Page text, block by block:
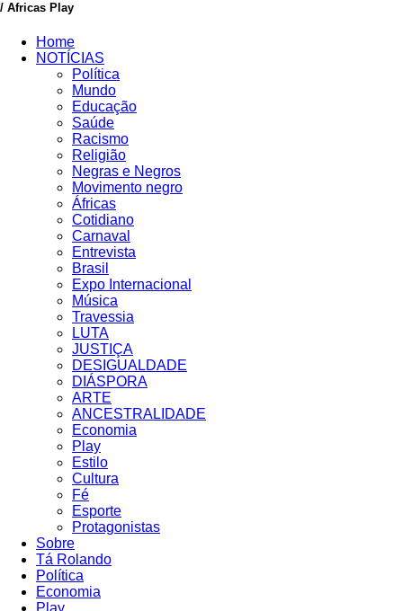
/ Africas Play
Home
NOTÍCIAS
Política
Mundo
Educação
Saúde
Racismo
Religião
Negras e Negros
Movimento negro
Áfricas
Cotidiano
Carnaval
Entrevista
Brasil
Expo Internacional
Música
Travessia
LUTA
JUSTIÇA
DESIGUALDADE
DIÁSPORA
ARTE
ANCESTRALIDADE
Economia
Play
Estilo
Cultura
Fé
Esporte
Protagonistas
Sobre
Tá Rolando
Política
Economia